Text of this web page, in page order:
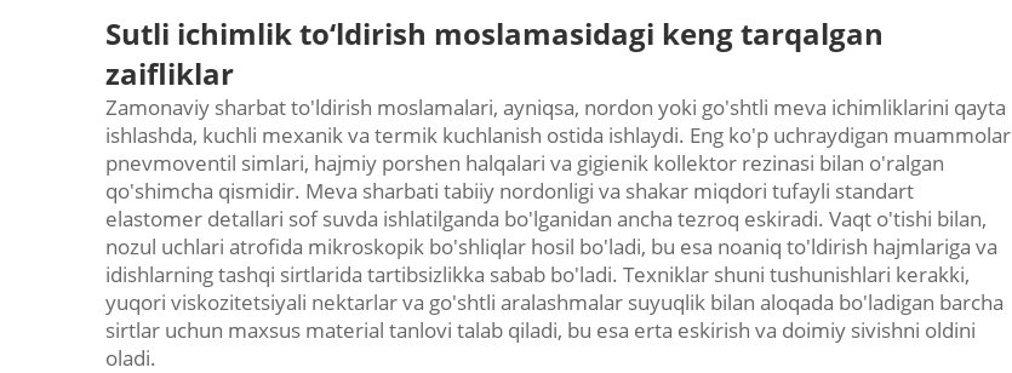
Sutli ichimlik to‘ldirish moslamasidagi keng tarqalgan
zaifliklar
Zamonaviy sharbat to'ldirish moslamalari, ayniqsa, nordon yoki go'shtli meva ichimliklarini qayta
ishlashda, kuchli mexanik va termik kuchlanish ostida ishlaydi. Eng ko'p uchraydigan muammolar
pnevmoventil simlari, hajmiy porshen halqalari va gigienik kollektor rezinasi bilan o'ralgan
qo'shimcha qismidir. Meva sharbati tabiiy nordonligi va shakar miqdori tufayli standart
elastomer detallari sof suvda ishlatilganda bo'lganidan ancha tezroq eskiradi. Vaqt o'tishi bilan,
nozul uchlari atrofida mikroskopik bo'shliqlar hosil bo'ladi, bu esa noaniq to'ldirish hajmlariga va
idishlarning tashqi sirtlarida tartibsizlikka sabab bo'ladi. Texniklar shuni tushunishlari kerakki,
yuqori viskozitetsiyali nektarlar va go'shtli aralashmalar suyuqlik bilan aloqada bo'ladigan barcha
sirtlar uchun maxsus material tanlovi talab qiladi, bu esa erta eskirish va doimiy sivishni oldini
oladi.